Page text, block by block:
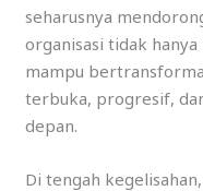
seharusnya
organisasi tidak
mampu
terbuka, progresif,
depan.
Di tengah